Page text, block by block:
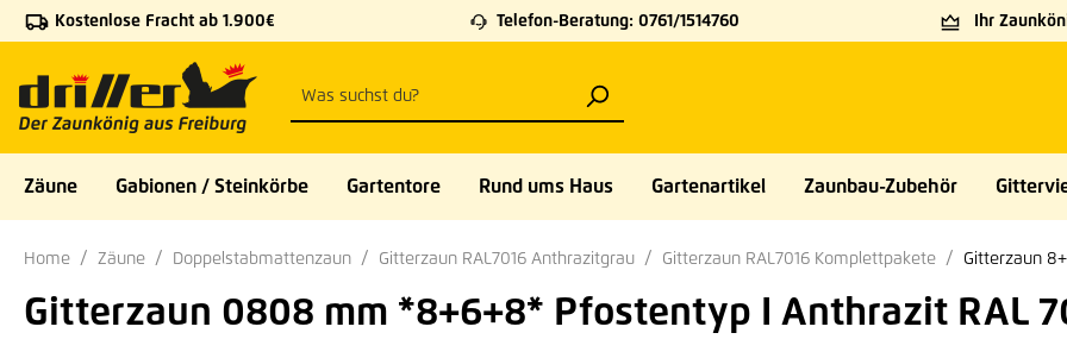
Hauptinhalt springen
Zur Suche springen
Zur Hauptnavigation springen
Kostenlose Fracht ab 1.900€ Telefon-Beratung: 0761/1514760 Ihr
Zäune Gabionen / Steinkörbe Gartentore Rund ums Haus Gartenartikel Zaunbau-Zubehör
Home Zäune Doppelstabmattenzaun Gitterzaun RAL7016 Anthrazitgrau Gitterzaun RAL7016 Komplettpakete Gitterzaun
Gitterzaun 0808 mm *8+6+8* Pfostentyp I Anthrazit RAL